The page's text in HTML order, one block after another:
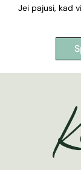
Jei pajusi, kad